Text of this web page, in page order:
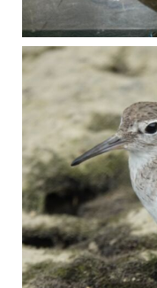
比謝川でよく見られる生き物 「イソシギ」の足に釣り針が(>_<) 比謝川は釣りが可